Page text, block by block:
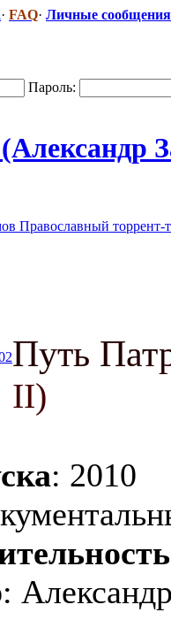
· FAQ· Личные сообщения
Пароль:
Православный торрент-
Путь
II)
: 2010
: